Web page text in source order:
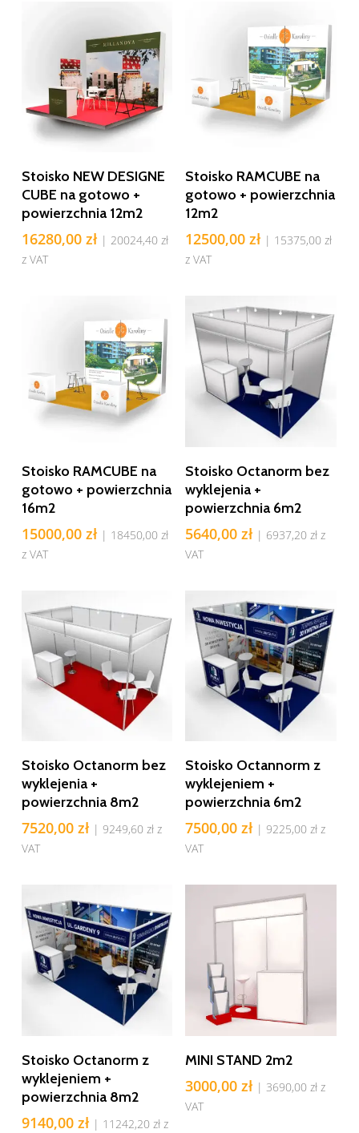
Dodaj Do Koszyka
Stoisko NEW DESIGNE
CUBE na gotowo +
powierzchnia 12m2
16280,00 zł | 20024,40 zł
z VAT
Dodaj Do Koszyka
Stoisko RAMCUBE na
gotowo + powierzchnia
12m2
12500,00zł | 15375,00zł
z VAT
Dodaj Do Koszyka
Stoisko RAMCUBE na
gotowo + powierzchnia
16m2
15000,00 zł | 18450,00 zł
z VAT
Dodaj Do Koszyka
Stoisko Octanorm bez
wyklejenia +
powierzchnia 6m2
5640,00zł | 6937,20 zł z
VAT
Dodaj Do Koszyka
Stoisko Octanorm bez
wyklejenia +
powierzchnia 8m2
7520,00 zł | 9249,60 złz
VAT
Dodaj Do Koszyka
Stoisko Octannorm z
wyklejeniem +
powierzchnia 6m2
7500,00zł | 9225,00zł z
VAT
Dodaj Do Koszyka
Stoisko Octanorm z
wyklejeniem +
powierzchnia 8m2
9140,00 zł | 11242,20 złz
Dodaj Do Koszyka
MINI STAND 2m2
3000,00zł | 3690,00 zł z
VAT